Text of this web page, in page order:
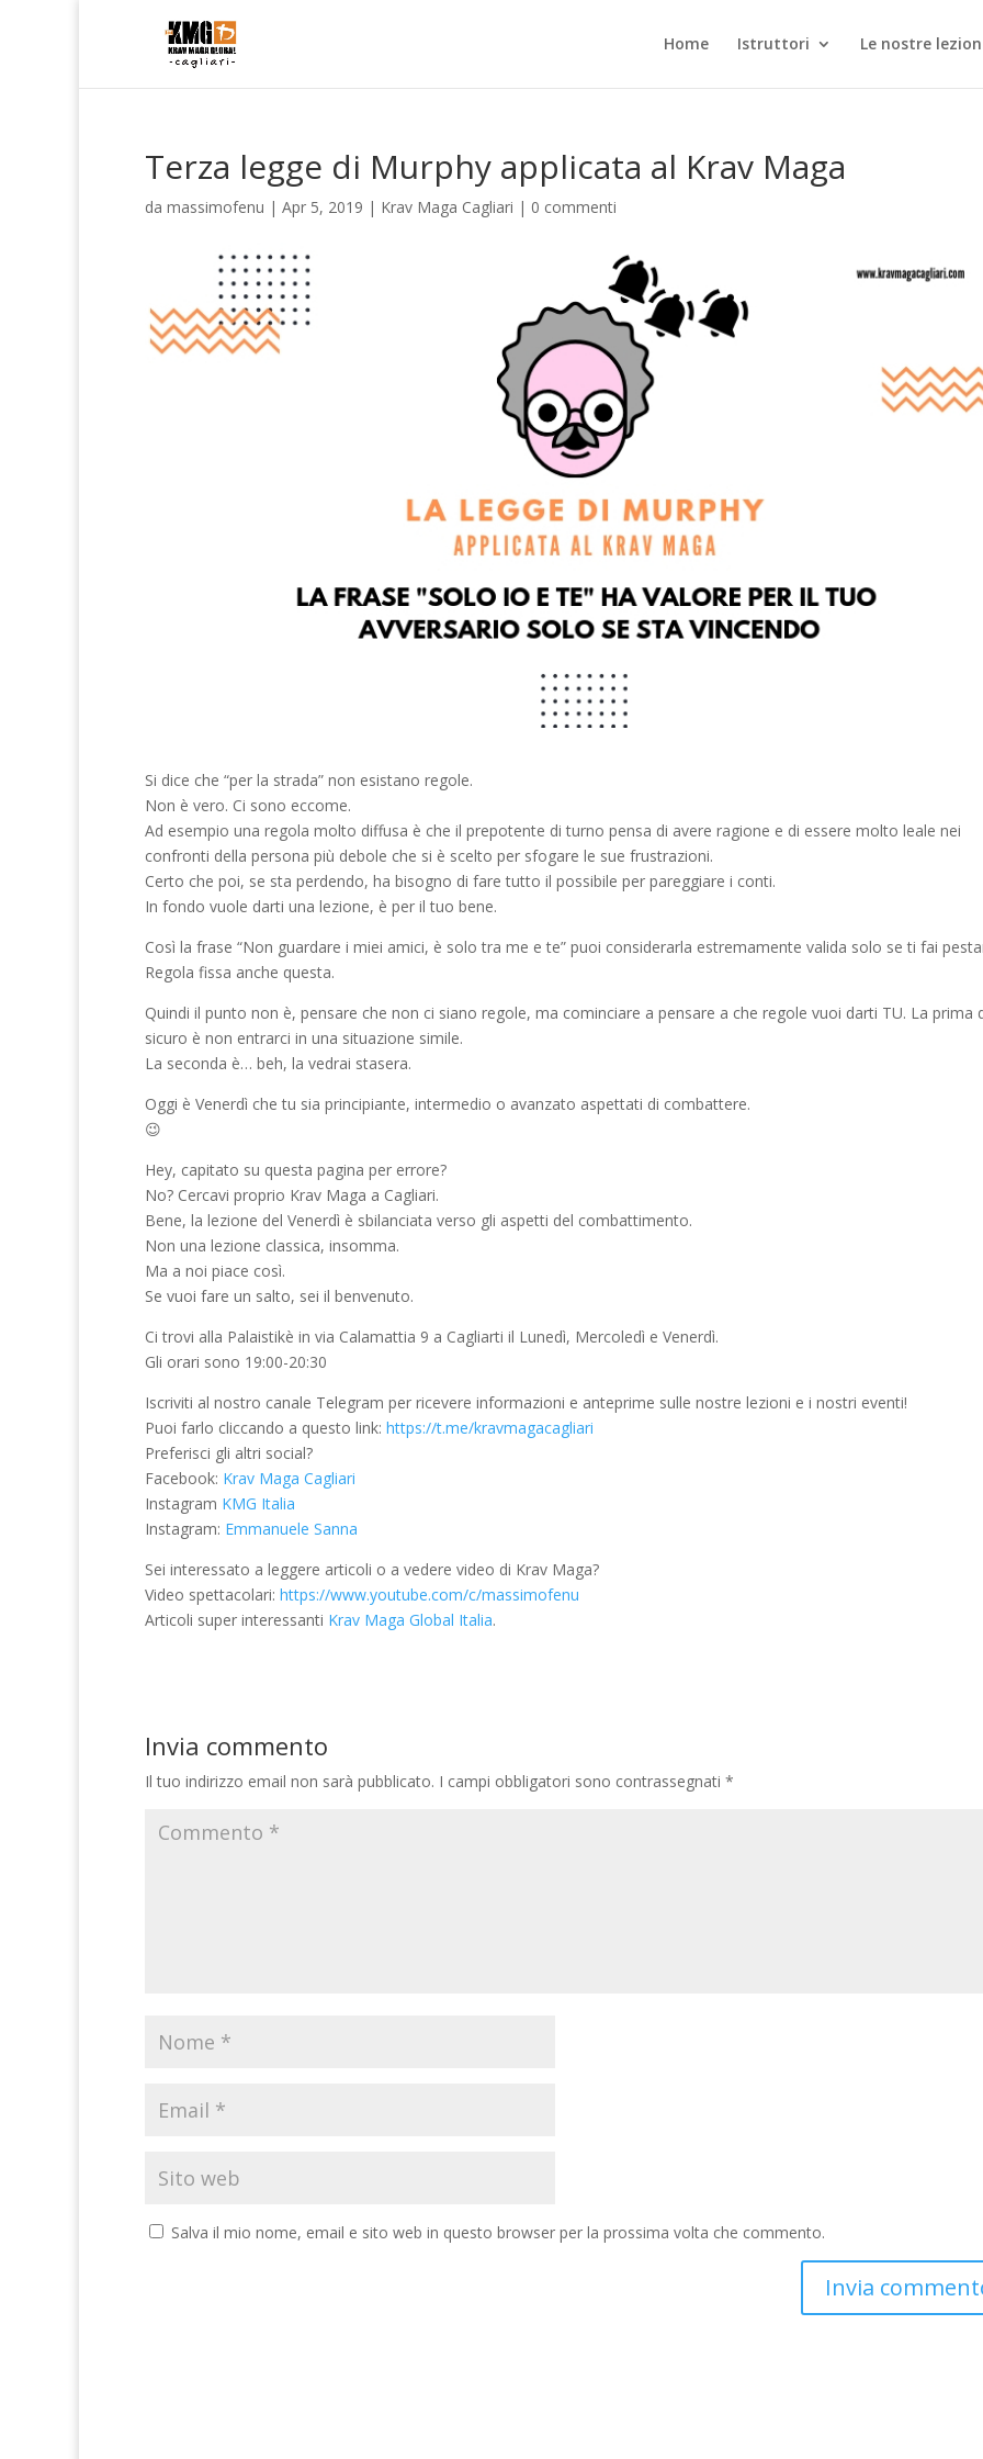
Home Istruttori Le nostre
Terza legge di Murphy applicata al Krav Maga
da massimofenu | Apr 5, 2019 | Krav Maga Cagliari | 0 commenti
Si dice che “per la strada” non esistano regole.
Non è vero. Ci sono eccome.
Ad esempio una regola molto diffusa è che il prepotente di turno pensa di avere ragione e di essere molto leale nei
confronti della persona più debole che si è scelto per sfogare le sue frustrazioni.
Certo che poi, se sta perdendo, ha bisogno di fare tutto il possibile per pareggiare i conti.
In fondo vuole darti una lezione, è per il tuo bene.
Così la frase “Non guardare i miei amici, è solo tra me e te” puoi considerarla estremamente valida solo se ti fai
Regola fissa anche questa.
Quindi il punto non è, pensare che non ci siano regole, ma cominciare a pensare a che regole vuoi darti TU. La prima
sicuro è non entrarci in una situazione simile.
La seconda è… beh, la vedrai stasera.
Oggi è Venerdì che tu sia principiante, intermedio o avanzato aspettati di combattere.
😉
Hey, capitato su questa pagina per errore?
No? Cercavi proprio Krav Maga a Cagliari.
Bene, la lezione del Venerdì è sbilanciata verso gli aspetti del combattimento.
Non una lezione classica, insomma.
Ma a noi piace così.
Se vuoi fare un salto, sei il benvenuto.
Ci trovi alla Palaistikè in via Calamattia 9 a Cagliarti il Lunedì, Mercoledì e Venerdì.
Gli orari sono 19:00-20:30
Iscriviti al nostro canale Telegram per ricevere informazioni e anteprime sulle nostre lezioni e i nostri eventi!
Puoi farlo cliccando a questo link: https://t.me/kravmagacagliari
Preferisci gli altri social?
Facebook: Krav Maga Cagliari
Instagram KMG Italia
Instagram: Emmanuele Sanna
Sei interessato a leggere articoli o a vedere video di Krav Maga?
Video spettacolari: https://www.youtube.com/c/massimofenu
Articoli super interessanti Krav Maga Global Italia.
Invia commento
Il tuo indirizzo email non sarà pubblicato. I campi obbligatori sono contrassegnati *
Salva il mio nome, email e sito web in questo browser per la prossima volta che commento.